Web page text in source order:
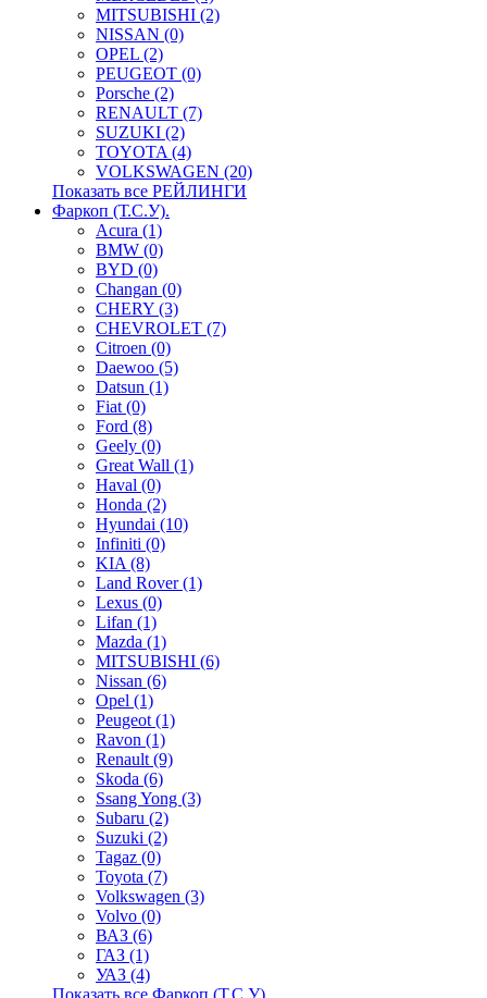
MITSUBISHI (2)
NISSAN (0)
OPEL (2)
PEUGEOT (0)
Porsche (2)
RENAULT (7)
SUZUKI (2)
TOYOTA (4)
VOLKSWAGEN (20)
Показать все РЕЙЛИНГИ
Фаркоп (Т.С.У).
Acura (1)
BMW (0)
BYD (0)
Changan (0)
CHERY (3)
CHEVROLET (7)
Citroen (0)
Daewoo (5)
Datsun (1)
Fiat (0)
Ford (8)
Geely (0)
Great Wall (1)
Haval (0)
Honda (2)
Hyundai (10)
Infiniti (0)
KIA (8)
Land Rover (1)
Lexus (0)
Lifan (1)
Mazda (1)
MITSUBISHI (6)
Nissan (6)
Opel (1)
Peugeot (1)
Ravon (1)
Renault (9)
Skoda (6)
Ssang Yong (3)
Subaru (2)
Suzuki (2)
Tagaz (0)
Toyota (7)
Volkswagen (3)
Volvo (0)
ВАЗ (6)
ГАЗ (1)
УАЗ (4)
Показать все Фаркоп (Т.С.У).